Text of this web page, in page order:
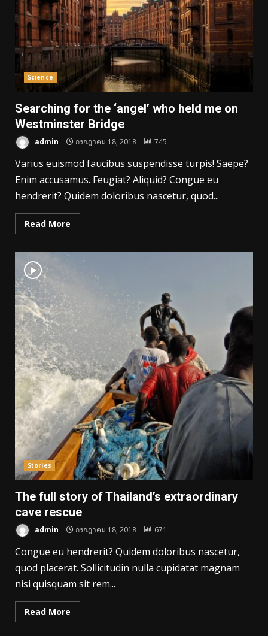
Science
Searching for the ‘angel’ who held me on
Westminster Bridge
admin กรกฎาคม 18, 2018 745
Varius euismod faucibus suspendisse turpis! Saepe?
Enim accusamus. Feugiat? Aliquid? Congue eu
hendrerit? Quidem doloribus nascetur, quod...
Read More
Stories
The full story of Thailand’s extraordinary
cave rescue
admin กรกฎาคม 18, 2018 671
Congue eu hendrerit? Quidem doloribus nascetur,
quod placerat. Sollicitudin nulla cupidatat magnam
nisi quisquam sit rem...
Read More